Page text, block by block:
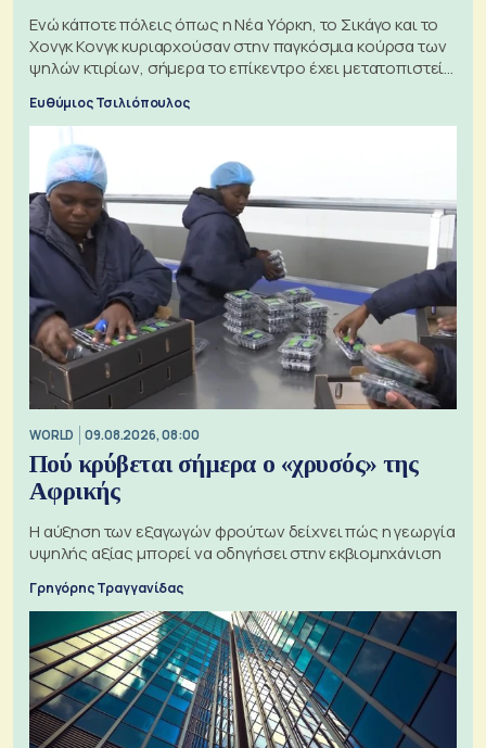
Ενώ κάποτε πόλεις όπως η Νέα Υόρκη, το Σικάγο και το
Χονγκ Κονγκ κυριαρχούσαν στην παγκόσμια κούρσα των
ψηλών κτιρίων, σήμερα το επίκεντρο έχει μετατοπιστεί
Ευθύμιος Τσιλιόπουλος
WORLD 09.08.2026, 08:00
Πού κρύβεται σήμερα ο «χρυσός» της
Αφρικής
Η αύξηση των εξαγωγών φρούτων δείχνει πώς η γεωργία
υψηλής αξίας μπορεί να οδηγήσει στην εκβιομηχάνιση
Γρηγόρης Τραγγανίδας